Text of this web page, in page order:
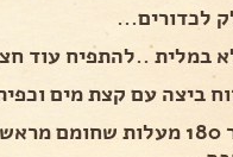
לכדורים...
במלית ..להתפיח עוד
ביצה עם קצת מים
תנור 180 מעלות שחומם